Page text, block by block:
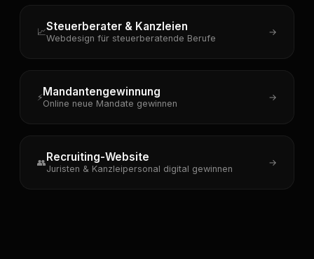
📈Steuerberater & Kanzleien
Webdesign für steuerberatende Berufe
→
⚡Mandantengewinnung
Online neue Mandate gewinnen
→
👥Recruiting-Website
Juristen & Kanzleipersonal digital gewinnen
→